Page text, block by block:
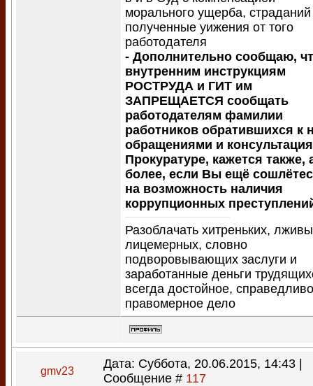
морального ущерба, страданий
полученные уижения от того
работодателя
- Дополнительно сообщаю,
внутренним инструкциям
РОСТРУДА и ГИТ им
ЗАПРЕЩАЕТСЯ сообщать
работодателям фамилии
работников обратившихся к
обращениями и
Прокуратуре, кажется также,
более, если Вы ещё
на возможность наличия
коррупционных
Разоблачать хитреньких,
лицемерных, словно
подворовывающих заслуги и
заработанные деньги
всегда достойное,
правомерное дело
gmv23
Дата: Суббота, 20.06.2015, 14:43 |
Сообщение # 117